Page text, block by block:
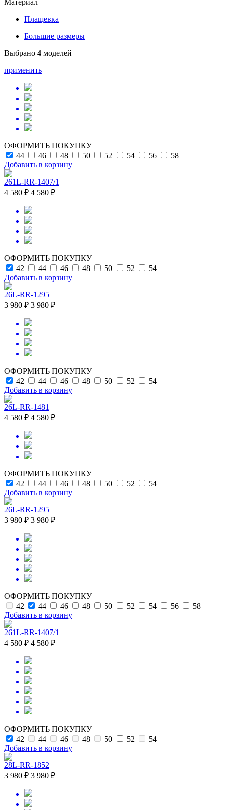
Плащевка
Большие размеры
Выбрано 4 моделей
применить
ОФОРМИТЬ ПОКУПКУ
44
46 48 50 52 54 56
58
Добавить в корзину
261L-RR-1407/1
4 580 ₽ 4 580 ₽
ОФОРМИТЬ ПОКУПКУ
42
44 46 48 50 52
54
Добавить в корзину
26L-RR-1295
3 980 ₽ 3 980 ₽
ОФОРМИТЬ ПОКУПКУ
42
44 46 48 50 52
54
Добавить в корзину
26L-RR-1481
4 580 ₽ 4 580 ₽
ОФОРМИТЬ ПОКУПКУ
42
44 46 48 50 52
54
Добавить в корзину
26L-RR-1295
3 980 ₽ 3 980 ₽
ОФОРМИТЬ ПОКУПКУ
42
44 46 48 50 52 54 56
58
Добавить в корзину
261L-RR-1407/1
4 580 ₽ 4 580 ₽
ОФОРМИТЬ ПОКУПКУ
42
44 46 48 50 52
54
Добавить в корзину
28L-RR-1852
3 980 ₽ 3 980 ₽